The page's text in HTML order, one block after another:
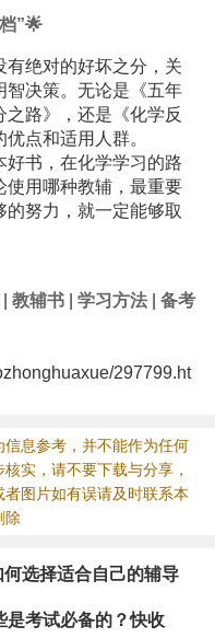
”🌟
有绝对的好坏之分，关
智决策。无论是《五年
路》，还是《化学反
点和适用人群。
好书，在化学学习的路
使用哪种教辅，最重要
努力，就一定能够取
教辅书| 学习方法| 备考
297799.ht
息参考，并不能作为任何
实，请不要下载与分享，
图片如有误请及时联系本
除
选择适合自己的辅导
是考试必备的？快收